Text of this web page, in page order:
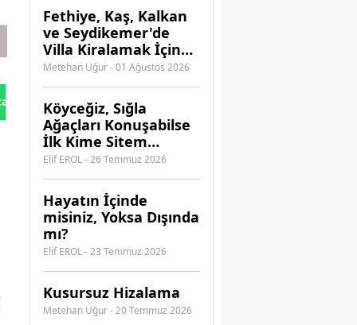
Gönder
Fethiye, Kaş, Kalkan
ve Seydikemer'de
Villa Kiralamak İçin
Hangi Acenteye
Güvenebilirsiniz?
Metehan Uğur - 01 Ağustos 2026
Köyceğiz, Sığla
Ağaçları Konuşabilse
İlk Kime Sitem
Ederdi?
Elif EROL - 26 Temmuz 2026
Hayatın İçinde
misiniz, Yoksa Dışında
mı?
Elif EROL - 23 Temmuz 2026
Kusursuz Hizalama
Metehan Uğur - 20 Temmuz 2026